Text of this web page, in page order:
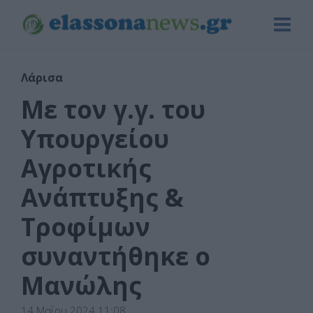
Λάρισα
Με τον γ.γ. του
Υπουργείου
Αγροτικής
Ανάπτυξης &
Τροφίμων
συναντήθηκε ο
Μανώλης
14 Μαΐου 2024 11:08